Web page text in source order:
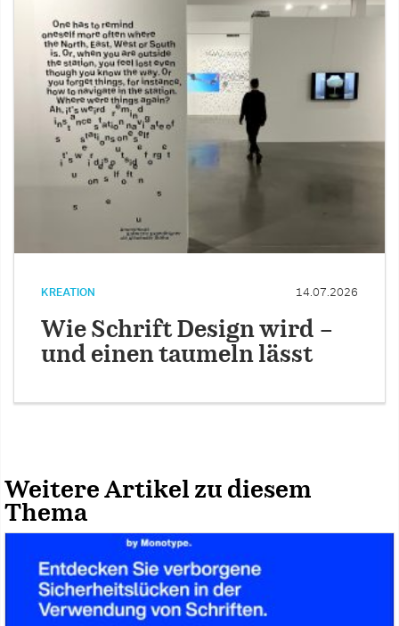
KREATION 14.07.2026
Wie Schrift Design wird –
und einen taumeln lässt
Weitere Artikel zu diesem
Thema